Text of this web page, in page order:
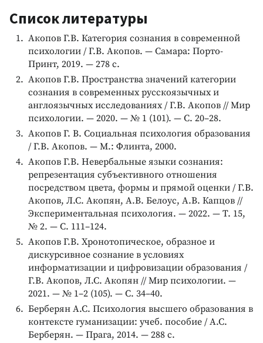
Список литературы
Акопов Г.В. Категория сознания в современной
психологии / Г.В. Акопов. — Самара: Порто-
Принт, 2019. — 278 с.
Акопов Г.В. Пространства значений категории
сознания в современных русскоязычных и
англоязычных исследованиях / Г.В. Акопов // Мир
психологии. — 2020. — № 1 (101). — С. 20–28.
Акопов Г. В. Социальная психология образования
/ Г.В. Акопов. — М.: Флинта, 2000.
Акопов Г.В. Невербальные языки сознания:
репрезентация субъективного отношения
посредством цвета, формы и прямой оценки / Г.В.
Акопов, Л.С. Акопян, А.В. Белоус, А.В. Капцов //
Экспериментальная психология. — 2022. — Т. 15,
№ 2. — С. 111–124.
Акопов Г.В. Хронотопическое, образное и
дискурсивное сознание в условиях
информатизации и цифровизации образования /
Г.В. Акопов, Л.С. Акопян // Мир психологии. —
2021. — № 1–2 (105). — С. 34–40.
Берберян А.С. Психология высшего образования в
контексте гуманизации: учеб. пособие / А.С.
Берберян. — Прага, 2014. — 288 с.